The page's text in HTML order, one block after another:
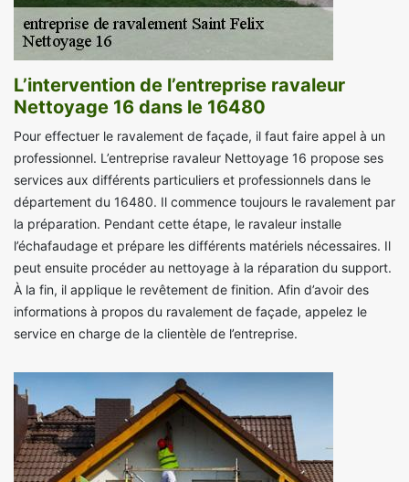
L’intervention de l’entreprise ravaleur
Nettoyage 16 dans le 16480
Pour effectuer le ravalement de façade, il faut faire appel à un
professionnel. L’entreprise ravaleur Nettoyage 16 propose ses
services aux différents particuliers et professionnels dans le
département du 16480. Il commence toujours le ravalement par
la préparation. Pendant cette étape, le ravaleur installe
l’échafaudage et prépare les différents matériels nécessaires. Il
peut ensuite procéder au nettoyage à la réparation du support.
À la fin, il applique le revêtement de finition. Afin d’avoir des
informations à propos du ravalement de façade, appelez le
service en charge de la clientèle de l’entreprise.